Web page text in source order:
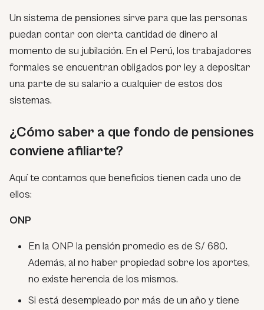
Un sistema de pensiones sirve para que las personas
puedan contar con cierta cantidad de dinero al
momento de su jubilación. En el Perú, los trabajadores
formales se encuentran obligados por ley a depositar
una parte de su salario a cualquier de estos dos
sistemas.
¿Cómo saber a que fondo de pensiones
conviene afiliarte?
Aquí te contamos que beneficios tienen cada uno de
ellos:
ONP
En la ONP la pensión promedio es de S/ 680.
Además, al no haber propiedad sobre los aportes,
no existe herencia de los mismos.
Si está desempleado por más de un año y tiene